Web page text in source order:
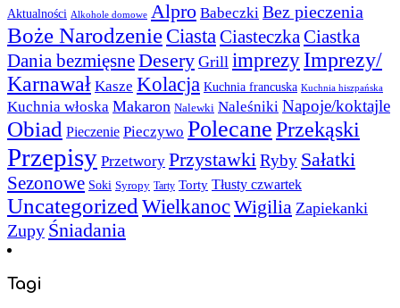
Aktualności Alkohole domowe Alpro Babeczki Bez pieczenia
Boże NarodzenieCiastaCiasteczkaCiastka
Dania bezmięsneDesery Grill imprezy Imprezy/
Karnawał Kasze Kolacja Kuchnia francuska Kuchnia hiszpańska
Kuchnia włoska Makaron Nalewki Naleśniki Napoje/koktajle
Obiad Pieczenie Pieczywo PolecanePrzekąski
Przepisy Przetwory PrzystawkiRyby Sałatki
Sezonowe Soki Syropy Tarty Torty Tłusty czwartek
UncategorizedWielkanocWigilia Zapiekanki
Zupy Śniadania
Tagi